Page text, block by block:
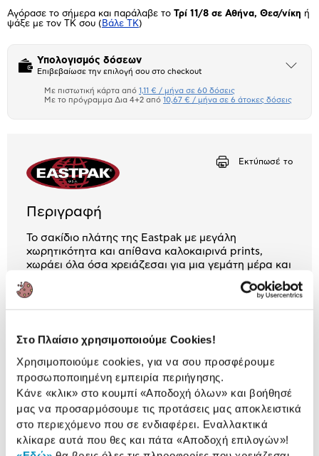
Στο Πλαίσιο χρησιμοποιούμε Cookies!
Χρησιμοποιούμε cookies, για να σου προσφέρουμε
προσωποποιημένη εμπειρία περιήγησης.
Κάνε «κλικ» στο κουμπί «Αποδοχή όλων» και βοήθησέ
μας να προσαρμόσουμε τις προτάσεις μας αποκλειστικά
στο περιεχόμενο που σε ενδιαφέρει. Εναλλακτικά
κλίκαρε αυτά που θες και πάτα «Αποδοχή επιλογών»!
Αγόρασε το σήμερα και παράλαβε το Τρί 11/8 σε Αθήνα, Θεσ/νίκη ή
ψάξε με τον ΤΚ σου ( Βάλε ΤΚ)
Υπολογισμός δόσεων
Επιβεβαίωσε την επιλογή σου στο checkout
Άνοιξε
Πιστωτική κάρτα
Αριθμός δόσεων
Με πιστωτική κάρτα από 1,11 € / μήνα σε 60 δόσεις
Με το πρόγραμμα Δια 4+2 από 10,67 € / μήνα σε 6 άτοκες δόσεις
Εκτύπωσέ το
Περιγραφή
Το σακίδιο πλάτης της Eastpak με μεγάλη
χωρητικότητα και απίθανα καλοκαιρινά prints,
χωράει όλα όσα χρειάζεσαι για μια γεμάτη μέρα και
σου χαρίζει έξτρα πόντους στιλ!
Χαρακτηριστικά
Αριθμός Θηκών: 2
Αναλυτική